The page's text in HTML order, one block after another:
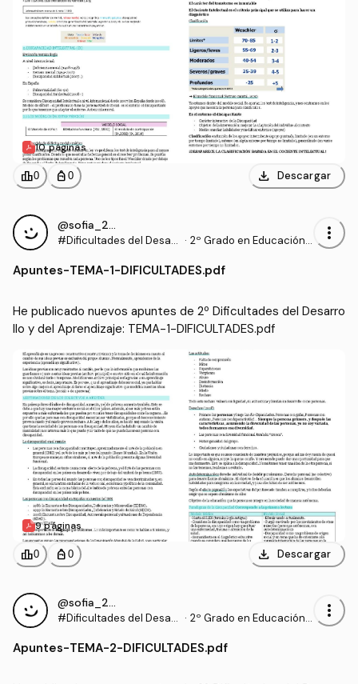
10 páginas
leaderboard0 personal_bag 0 download Descargar
@sofia_2006
#Dificultades del Desarr · 2º Grado en Educación P
more_vert
Apuntes-TEMA-1-DIFICULTADES.pdf
He publicado nuevos apuntes de 2º Dificultades del Desarro
llo y del Aprendizaje: TEMA-1-DIFICULTADES.pdf
9 páginas
leaderboard0 personal_bag 0 download Descargar
@sofia_2006
#Dificultades del Desarr · 2º Grado en Educación P
more_vert
Apuntes-TEMA-2-DIFICULTADES.pdf